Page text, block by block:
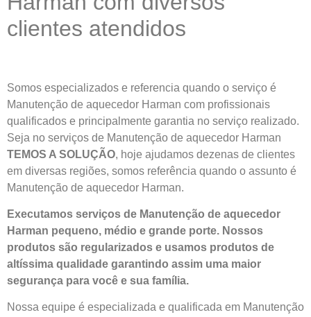
clientes atendidos
Somos especializados e referencia quando o serviço é
Manutenção de aquecedor Harman com profissionais
qualificados e principalmente garantia no serviço realizado.
Seja no serviços de Manutenção de aquecedor Harman
TEMOS A SOLUÇÃO, hoje ajudamos dezenas de clientes
em diversas regiões, somos referência quando o assunto é
Manutenção de aquecedor Harman.
Executamos serviços de Manutenção de aquecedor
Harman pequeno, médio e grande porte. Nossos
produtos são regularizados e usamos produtos de
altíssima qualidade garantindo assim uma maior
segurança para você e sua família.
Nossa equipe é especializada e qualificada em Manutenção